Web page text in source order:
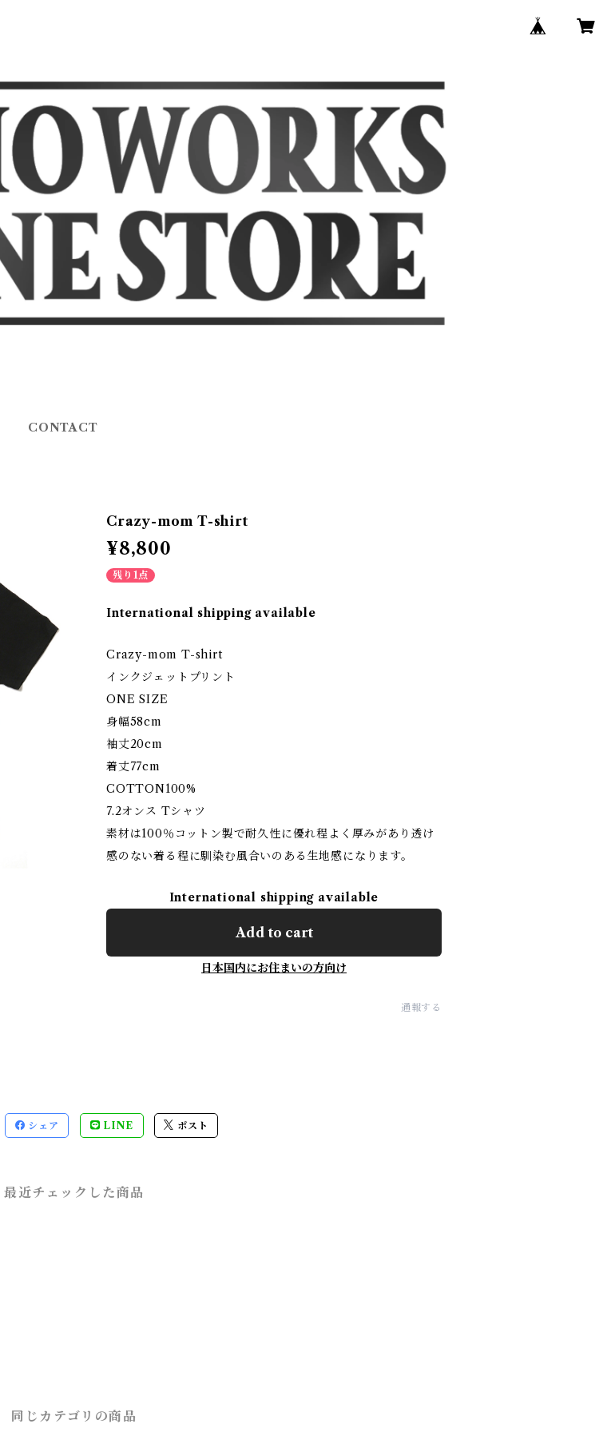
CONTACT
Crazy-mom T-shirt
¥8,800
残り1点
International shipping available
Crazy-mom T-shirt
インクジェットプリント
ONE SIZE
身幅58cm
袖丈20cm
着丈77cm
COTTON100%
7.2オンス Tシャツ
素材は100％コットン製で耐久性に優れ程よく厚みがあり透け
感のない着る程に馴染む風合いのある生地感になります。
International shipping available
Add to cart
日本国内にお住まいの方向け
通報する
シェア LINE ポスト
最近チェックした商品
同じカテゴリの商品